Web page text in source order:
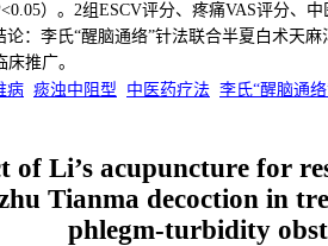
）。2组ESCV评分、疼痛VAS评分、
论：李氏“醒脑通络”针法联合半夏白术天
推广。
病 痰浊中阻型 中医药疗法 李氏“醒脑通
of Li’s acupuncture for
Tianma decoction in
phlegm-turbidity